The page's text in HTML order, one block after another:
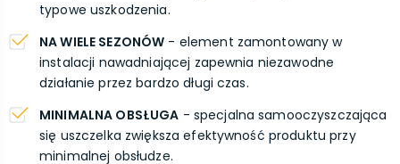
typowe uszkodzenia.
NA WIELE SEZONÓW - element zamontowany w
instalacji nawadniającej zapewnia niezawodne
działanie przez bardzo długi czas.
MINIMALNA OBSŁUGA - specjalna samooczyszczająca
się uszczelka zwiększa efektywność produktu przy
minimalnej obsłudze.